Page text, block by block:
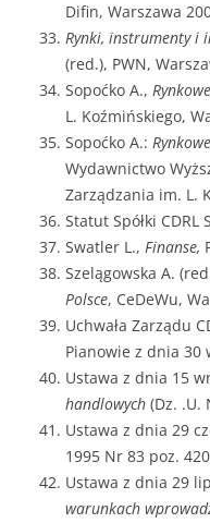
Difin, Warszawa
Rynki, instrumenty i
(red.), PWN,
Sopoćko A.,
L. Koźmińskiego,
Sopoćko A.:
Wydawnictwo
Zarządzania im. L.
Statut Spółki CDRL
Swatler L., Finanse,
Szelągowska A.
Polsce, CeDeWu,
Uchwała Zarządu
Pianowie z dnia 30
Ustawa z dnia 15
handlowych (Dz. .U.
Ustawa z dnia 29
1995 Nr 83 poz.
Ustawa z dnia 29
warunkach